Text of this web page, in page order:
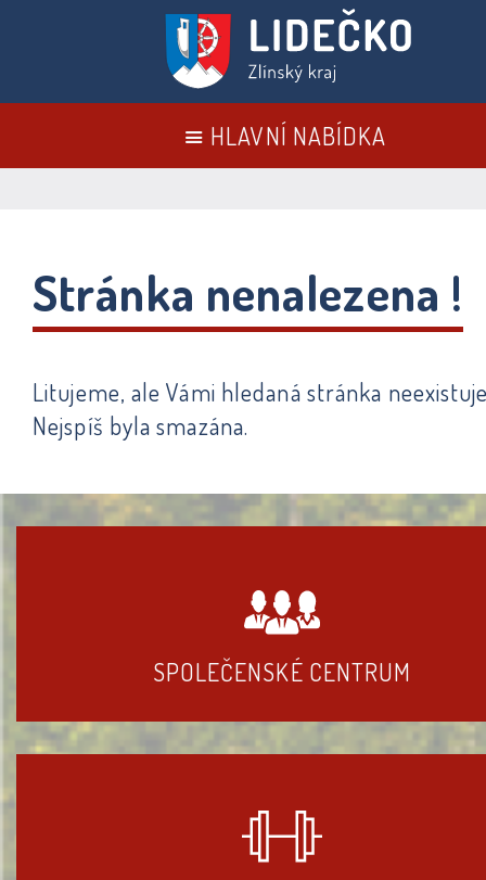
HLAVNÍ NABÍDKA
Stránka nenalezena !
Litujeme, ale Vámi hledaná stránka
Nejspíš byla smazána.
SPOLEČENSKÉ CENTRUM